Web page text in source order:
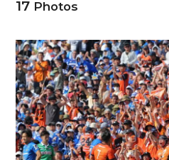
17Photos